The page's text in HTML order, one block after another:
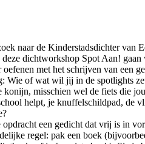
naar de Kinderstadsdichter van
dichtworkshop Spot Aan! gaan
oefenen met het schrijven van een
Wie of wat wil jij in de spotlights
konijn, misschien wel de fiets die
helpt, je knuffelschildpad, de
opdracht een gedicht dat vrij is in
regel: pak een boek